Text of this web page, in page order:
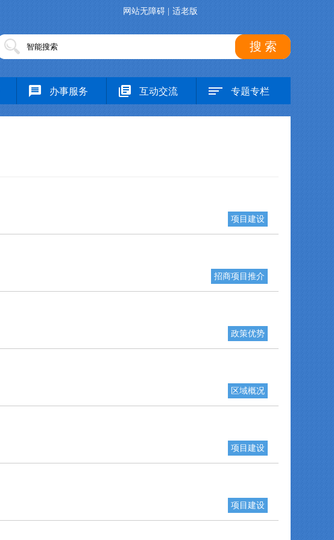
网站无障碍 适老版
搜 索
办事服务 互动交流 专题专栏
项目建设
招商项目推介
政策优势
区域概况
项目建设
项目建设